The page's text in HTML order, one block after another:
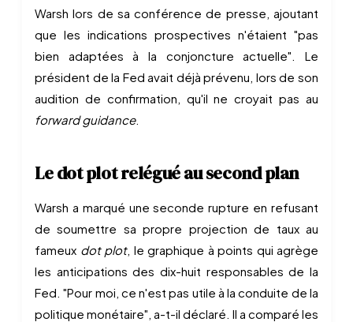
Warsh lors de sa conférence de presse, ajoutant
que les indications prospectives n'étaient "pas
bien adaptées à la conjoncture actuelle". Le
président de la Fed avait déjà prévenu, lors de son
audition de confirmation, qu'il ne croyait pas au
forward guidance.
Le dot plot relégué au second plan
Warsh a marqué une seconde rupture en refusant
de soumettre sa propre projection de taux au
fameux dot plot, le graphique à points qui agrège
les anticipations des dix-huit responsables de la
Fed. "Pour moi, ce n'est pas utile à la conduite de la
politique monétaire", a-t-il déclaré. Il a comparé les